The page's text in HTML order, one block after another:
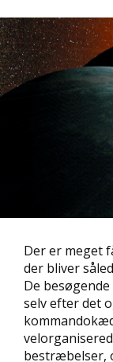
Der er meget
der bliver
De
selv efter det
bestræbelser,